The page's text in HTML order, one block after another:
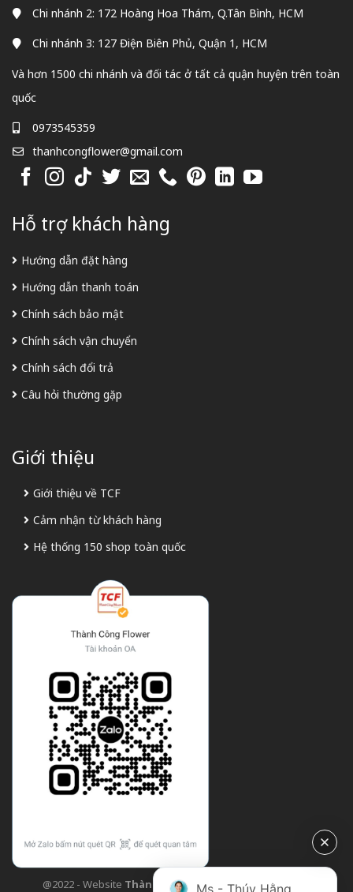
Chi nhánh 2: 172 Hoàng Hoa Thám, Q.Tân Bình, HCM
Chi nhánh 3: 127 Điện Biên Phủ, Quận 1, HCM
Và hơn 1500 chi nhánh và đối tác ở tất cả quận huyện trên toàn
quốc
0973545359
thanhcongflower@gmail.com
Hỗ trợ khách hàng
Hướng dẫn đặt hàng
Hướng dẫn thanh toán
Chính sách bảo mật
Chính sách vận chuyển
Chính sách đổi trả
Câu hỏi thường gặp
Giới thiệu
Giới thiệu về TCF
Cảm nhận từ khách hàng
Hệ thống 150 shop toàn quốc
@2022 - Website Thành Công Flower| Design bởi
Ms - Thúy Hằng